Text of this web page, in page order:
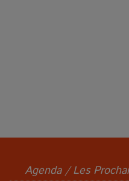
Agenda / Les